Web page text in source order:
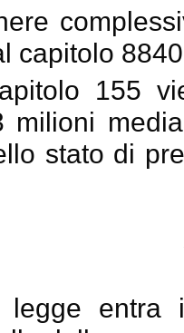
capitolo
155
milioni
stato di
legge